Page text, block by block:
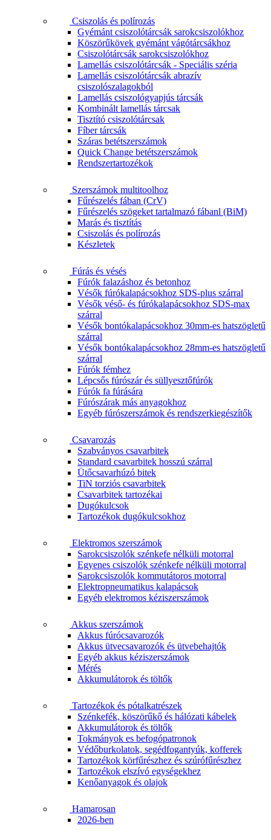
Csiszolás és polírozás
Gyémánt csiszolótárcsák sarokcsiszolókhoz
Köszörűkövek gyémánt vágótárcsákhoz
Csiszolótárcsák sarokcsiszolókhoz
Lamellás csiszolótárcsák - Speciális széria
Lamellás csiszolótárcsák abrazív
csiszolószalagokból
Lamellás csiszológyapjús tárcsák
Kombinált lamellás tárcsak
Tisztító csiszolótárcsak
Fíber tárcsák
Száras betétszerszámok
Quick Change betétszerszámok
Rendszertartozékok
Szerszámok multitoolhoz
Fűrészelés fában (CrV)
Fűrészelés szögeket tartalmazó fábanl (BiM)
Marás és tisztítás
Csiszolás és polírozás
Készletek
Fúrás és vésés
Fúrók falazáshoz és betonhoz
Vésők fúrókalapácsokhoz SDS-plus szárral
Vésők véső- és fúrókalapácsokhoz SDS-max
szárral
Vésők bontókalapácsokhoz 30mm-es hatszögletű
szárral
Vésők bontókalapácsokhoz 28mm-es hatszögletű
szárral
Fúrók fémhez
Lépcsős fúrószár és süllyesztőfúrók
Fúrók fa fúrására
Fúrószárak más anyagokhoz
Egyéb fúrószerszámok és rendszerkiegészítők
Csavarozás
Szabványos csavarbitek
Standard csavarbitek hosszú szárral
Ütőcsavarhúzó bitek
TiN torziós csavarbitek
Csavarbitek tartozékai
Dugókulcsok
Tartozékok dugókulcsokhoz
Elektromos szerszámok
Sarokcsiszolók szénkefe nélküli motorral
Egyenes csiszolók szénkefe nélküli motorral
Sarokcsiszolók kommutátoros motorral
Elektropneumatikus kalapácsok
Egyéb elektromos kéziszerszámok
Akkus szerszámok
Akkus fúrócsavarozók
Akkus ütvecsavarozók és ütvebehajtók
Egyéb akkus kéziszerszámok
Mérés
Akkumulátorok és töltők
Tartozékok és pótalkatrészek
Szénkefék, köszörűkő és hálózati kábelek
Akkumulátorok és töltők
Tokmányok es befogópatronok
Védőburkolatok, segédfogantyúk, kofferek
Tartozékok körfűrészhez és szúrófűrészhez
Tartozékok elszívó egységekhez
Kenőanyagok és olajok
Hamarosan
2026-ben